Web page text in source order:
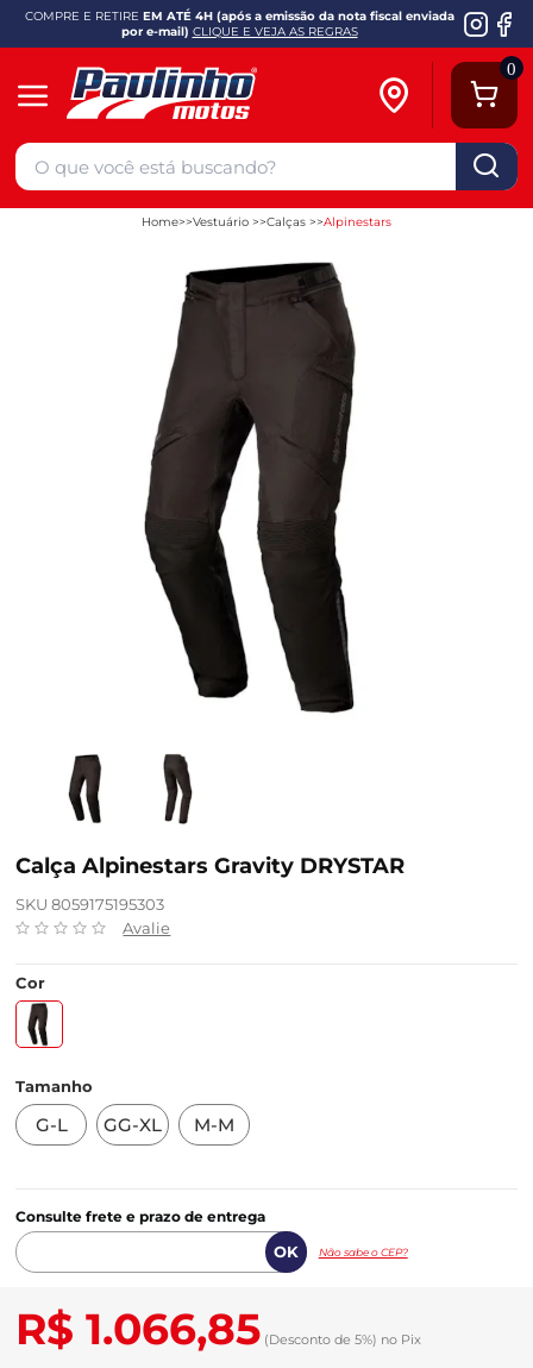
COMPRE E RETIRE EM ATÉ 4H (após a emissão da nota fiscal enviada
por e-mail) CLIQUE E VEJA AS REGRAS
0
Home Vestuário Calças Alpinestars
Calça Alpinestars Gravity DRYSTAR
SKU 8059175195303
Avalie
Cor
Tamanho
G-L GG-XL M-M
Consulte frete e prazo de entrega
Não sabe o CEP?
R$ 1.066,85 (Desconto de 5%) no Pix